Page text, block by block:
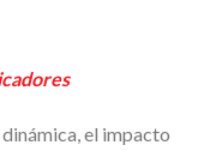
el impacto